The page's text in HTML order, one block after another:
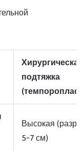
Хирургическая
подтяжка
Высокая
5-7 см)